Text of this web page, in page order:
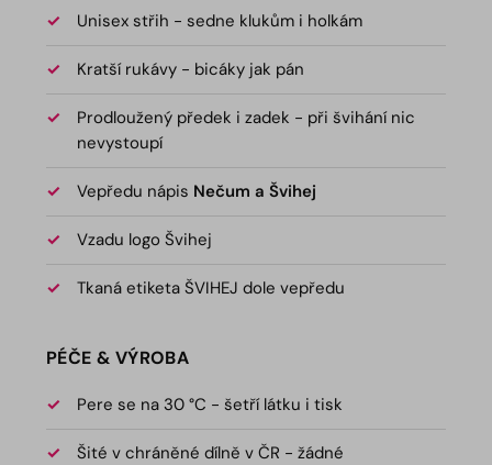
Unisex střih - sedne klukům i holkám
Kratší rukávy - bicáky jak pán
Prodloužený předek i zadek - při švihání nic
nevystoupí
Vepředu nápis Nečum a Švihej
Vzadu logo Švihej
Tkaná etiketa ŠVIHEJ dole vepředu
PÉČE & VÝROBA
Pere se na 30 °C - šetří látku i tisk
Šité v chráněné dílně v ČR - žádné